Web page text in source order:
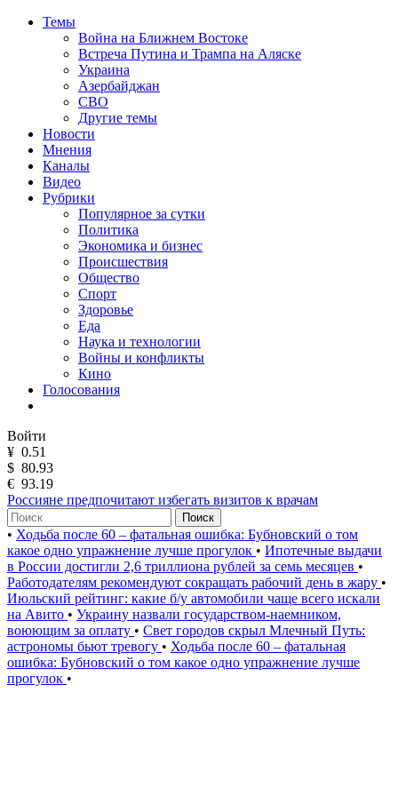
Темы
Война на Ближнем Востоке
Встреча Путина и Трампа на Аляске
Украина
Азербайджан
СВО
Другие темы
Новости
Мнения
Каналы
Видео
Рубрики
Популярное за сутки
Политика
Экономика и бизнес
Происшествия
Общество
Спорт
Здоровье
Еда
Наука и технологии
Войны и конфликты
Кино
Голосования
Войти
¥ 0.51
$ 80.93
€ 93.19
Россияне предпочитают избегать визитов к врачам
Поиск
• Ходьба после 60 – фатальная ошибка: Бубновский о том
какое одно упражнение лучше прогулок • Ипотечные выдачи
в России достигли 2,6 триллиона рублей за семь месяцев •
Работодателям рекомендуют сокращать рабочий день в жару •
Июльский рейтинг: какие б/у автомобили чаще всего искали
на Авито • Украину назвали государством-наемником,
воюющим за оплату • Свет городов скрыл Млечный Путь:
астрономы бьют тревогу • Ходьба после 60 – фатальная
ошибка: Бубновский о том какое одно упражнение лучше
прогулок •